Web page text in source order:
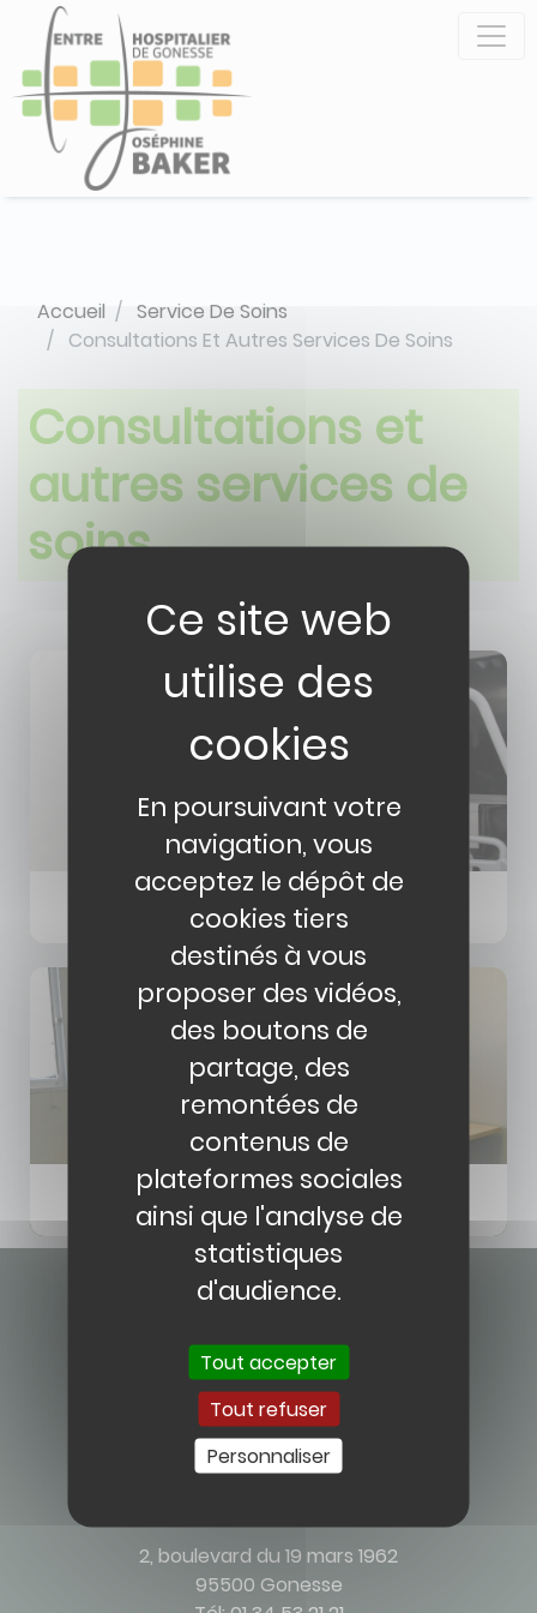
contenu
principal
Accueil
Service De Soins
Consultations Et Autres Services De Soins
Consultations et
autres services de
soins
Plateau des consultations externes et des
explorations fonctionnelles
Unité Médico-Judiciaire Pontoise-Gonesse
Contact
2, boulevard du 19 mars 1962
95500 Gonesse
Panneau de gestion des cookies
En poursuivant votre
navigation, vous
acceptez le dépôt de
cookies tiers
destinés à vous
proposer des vidéos,
des boutons de
partage, des
remontées de
contenus de
plateformes sociales
ainsi que l'analyse de
statistiques
d'audience.
Tout accepter
Tout refuser
Personnaliser